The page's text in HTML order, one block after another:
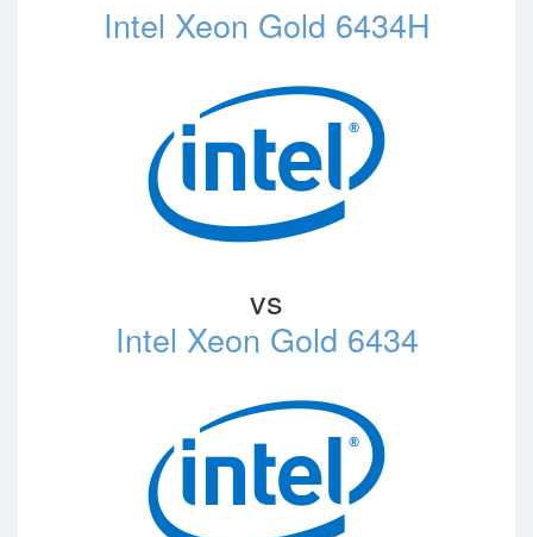
Intel Xeon Gold 6434H
vs
Intel Xeon Gold 6434